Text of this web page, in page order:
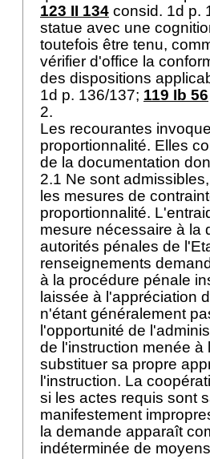
123 II 134 consid. 1d p.
statue avec une
toutefois être tenu,
vérifier d'office la
des dispositions
1d p. 136/137; 119 Ib 56
2.
Les recourantes
proportionnalité. Elles
de la documentation
2.1 Ne sont
les mesures de
proportionnalité.
mesure nécessaire à la
autorités pénales de
renseignements
à la procédure pénale
laissée à l'appréciation
n'étant généralement
l'opportunité de
de l'instruction menée à
substituer sa propre
l'instruction. La
si les actes requis sont
manifestement
la demande apparaît
indéterminée de